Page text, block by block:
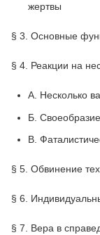
жертвы
§ 3. Основные
§ 4. Реакции на
A. Несколько
Б.
B.
§ 5. Обвинение
§ 6.
§ 7. Вера в